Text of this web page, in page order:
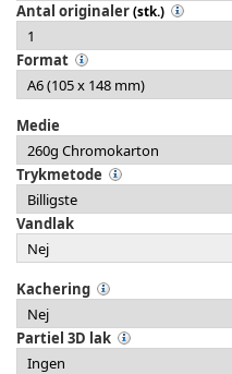
Antal originaler(stk.)
Format
Medie
Trykmetode
Vandlak
Kachering
Partiel 3D lak